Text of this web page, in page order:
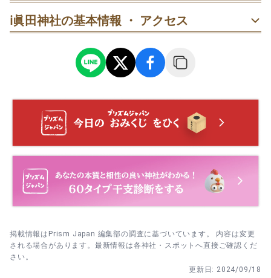
き。春の花の話題もあるため、参拝＋公園歩きをセットに
すると楽しみが広がりそうです。
10月中旬 秋季例大祭は例年秋に行われ、開催中は混み合う
ことも。紅葉の時期とも重なりやすいので、参拝は午前中
拝殿で参拝→一礼して下がる→狛犬→大兜の順に回り、撮
拝殿で参拝→境内奥へ進む→真田井戸の前で一礼→願いご
拝殿で参拝→社務所横のおみくじコーナーへ→ガチャみく
じ／傘みくじの順に選び、内容を読んでから持ち帰りか結
ぶか決めます。
参拝前後どちらでも良いので授与所で御朱印を預ける→末
社を巡る→最後に授与所で受け取ってから退出します。
ℹ️眞田神社の基本情報 ・ アクセス
掲載情報はPrism Japan 編集部の調査に基づいています。 内容は変更
される場合があります。最新情報は各神社・スポットへ直接ご確認くだ
さい。
更新日: 2024/09/18